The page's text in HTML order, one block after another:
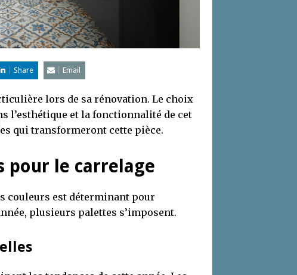
Share Email
lors de sa rénovation. Le choix
l’esthétique et la fonctionnalité de cet
qui transformeront cette pièce.
pour le carrelage
couleurs est déterminant pour
plusieurs palettes s’imposent.